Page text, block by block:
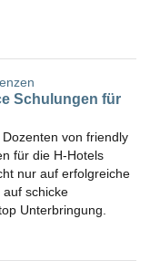
Schulungen für
von friendly
für die H-Hotels
nur auf erfolgreiche
schicke
Unterbringung.